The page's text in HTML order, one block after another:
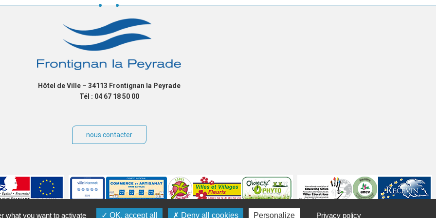
Hôtel de Ville – 34113 Frontignan la Peyrade
Tél : 04 67 18 50 00
nous contacter
Plan du site Contact Crédits Gérer les cookies Politique de confidentialité
what you want to activate OK, accept all Deny all cookies Personalize Privacy policy